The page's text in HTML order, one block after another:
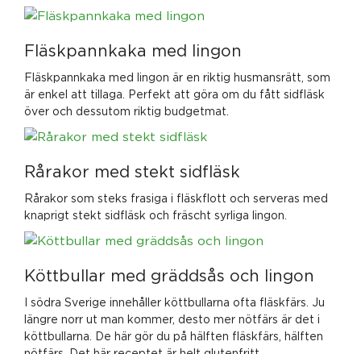
Fläskpannkaka med lingon
Fläskpannkaka med lingon är en riktig husmansrätt, som
är enkel att tillaga. Perfekt att göra om du fått sidfläsk
över och dessutom riktig budgetmat.
Rårakor med stekt sidfläsk
Rårakor som steks frasiga i fläskflott och serveras med
knaprigt stekt sidfläsk och fräscht syrliga lingon.
Köttbullar med gräddsås och lingon
I södra Sverige innehåller köttbullarna ofta fläskfärs. Ju
längre norr ut man kommer, desto mer nötfärs är det i
köttbullarna. De här gör du på hälften fläskfärs, hälften